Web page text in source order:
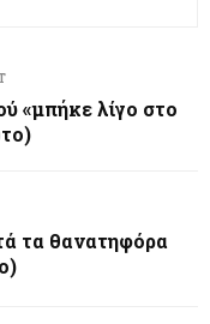
«μπήκε λίγο στο
τα θανατηφόρα